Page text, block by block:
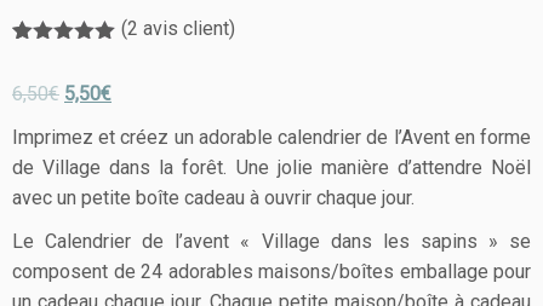
basé sur
client
(2 avis client)
6,50€ 5,50€
Imprimez et créez un adorable calendrier de l’Avent en forme
de Village dans la forêt. Une jolie manière d’attendre Noël
avec un petite boîte cadeau à ouvrir chaque jour.
Le Calendrier de l’avent « Village dans les sapins » se
composent de 24 adorables maisons/boîtes emballage pour